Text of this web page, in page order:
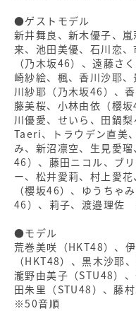
●ゲストモデル
新井舞良、新木優子、
来、池田美優、石川恋
（乃木坂46）、遠藤さ
崎紗絵、楓、香川沙耶
川紗耶（乃木坂46）、
藤美桜、小林由依（櫻
川優愛、せいら、田鍋梨
Taeri、トラウデン直美
み、新沼凛空、生見愛
46）、藤田ニコル、ブ
ー、松井愛莉、村上愛
（櫻坂46）、ゆうちゃ
46）、莉子、渡邉理
●モデル
荒巻美咲（HKT48）、
（HKT48）、黒木沙耶
瀧野由美子（STU48）
田朱里（STU48）、藤
※50音順